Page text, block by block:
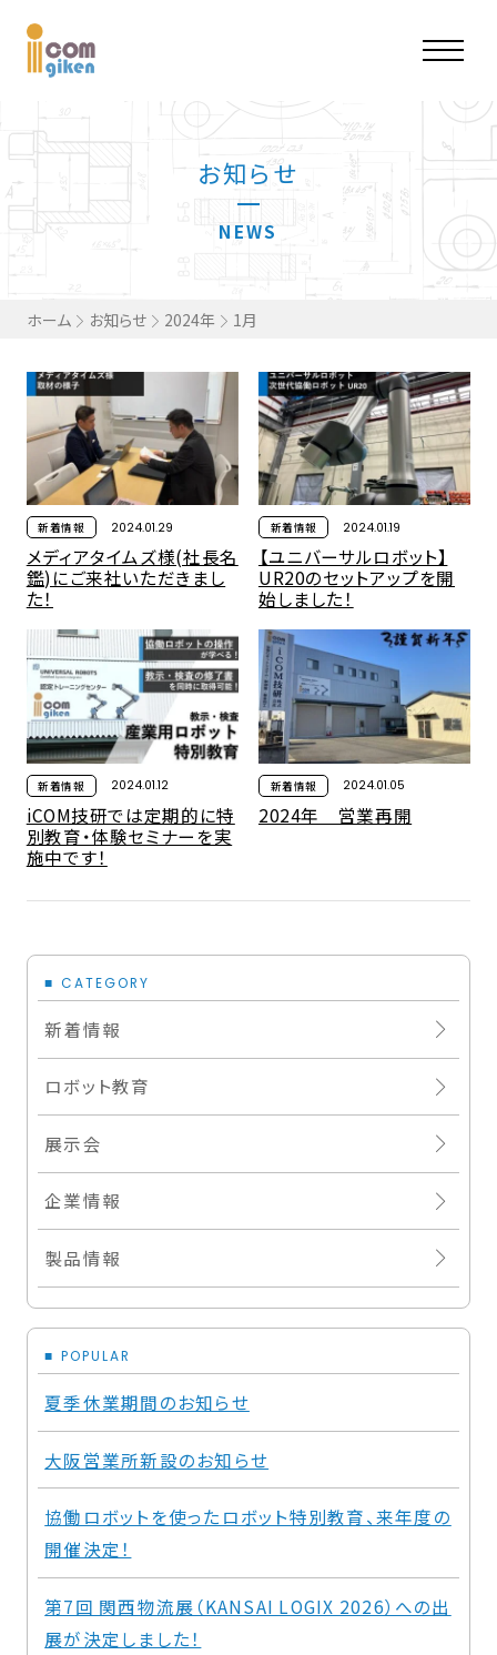
お知らせ
NEWS
ホーム お知らせ 2024年 1月
新着情報 2024.01.29
メディアタイムズ様(社長名
鑑)にご来社いただきまし
た！
新着情報 2024.01.19
【ユニバーサルロボット】
UR20のセットアップを開
始しました！
新着情報 2024.01.12
iCOM技研では定期的に特
別教育・体験セミナーを実
施中です！
新着情報 2024.01.05
2024年 営業再開
CATEGORY
新着情報
ロボット教育
展示会
企業情報
製品情報
POPULAR
夏季休業期間のお知らせ
大阪営業所新設のお知らせ
協働ロボットを使ったロボット特別教育、来年度の
開催決定！
第7回 関西物流展（KANSAI LOGIX 2026）への出
展が決定しました！